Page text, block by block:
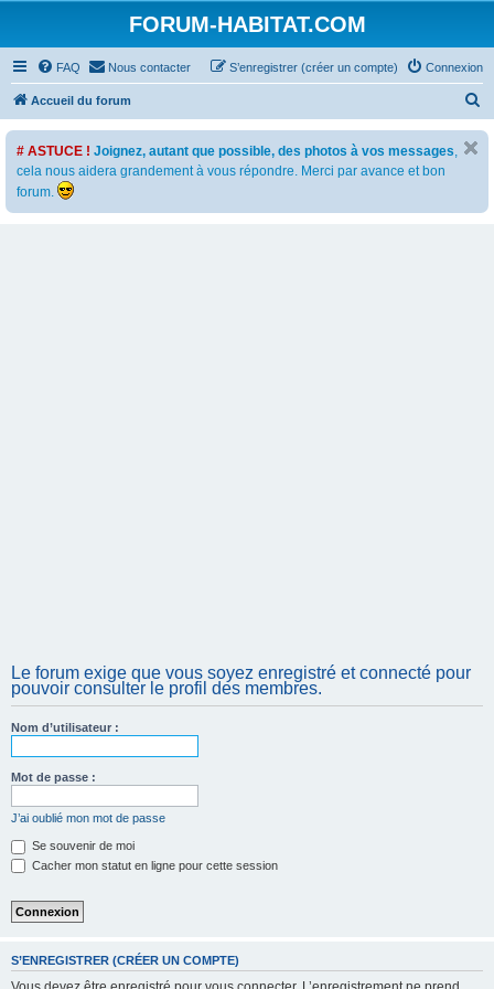
FORUM-HABITAT.COM
FAQ Nous contacter Connexion
S’enregistrer (créer un compte)
Accueil du forum
e
# ASTUCE ! Joignez, autant que possible, des photos à vos messages,
cela nous aidera grandement à vous répondre. Merci par avance et bon
forum.
Le forum exige que vous soyez enregistré et connecté pour
pouvoir consulter le profil des membres.
Nom d’utilisateur :
Mot de passe :
J’ai oublié mon mot de passe
Se souvenir de moi
Cacher mon statut en ligne pour cette session
S’ENREGISTRER (CRÉER UN COMPTE)